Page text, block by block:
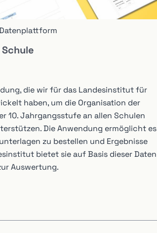
die wir für das Landesinstitut für
haben, um die Organisation der
10. Jahrgangsstufe an allen Schulen
Die Anwendung ermöglicht es
zu bestellen und Ergebnisse
bietet sie auf Basis dieser Daten
Auswertung.